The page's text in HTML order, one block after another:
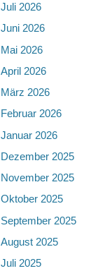
Juli 2026
Juni 2026
Mai 2026
April 2026
März 2026
Februar 2026
Januar 2026
Dezember 2025
November 2025
Oktober 2025
September 2025
August 2025
Juli 2025